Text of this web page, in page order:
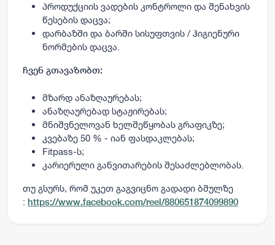
პროდუქციის ვადების კონტროლი და შენახვის
წესების დაცვა;
დარბაზში და ბარში სისუფთვის / ჰიგიენური
ნორმების დაცვა.
ჩვენ გთავაზობთ:
მზარდ ანაზღაურებას;
ანაზღაურებად სტაჟირებას;
მნიშვნელოვან ხელშეწყობას გრაფიკზე;
კვებაზე 50 % - იან ფასდაკლებას;
Fitpass-ს;
კარიერული განვითარების შესაძლებლობას.
თუ გსურს, რომ უკეთ გაგვიცნო გადადი ბმულზე
: https://www.facebook.com/reel/880651874099890